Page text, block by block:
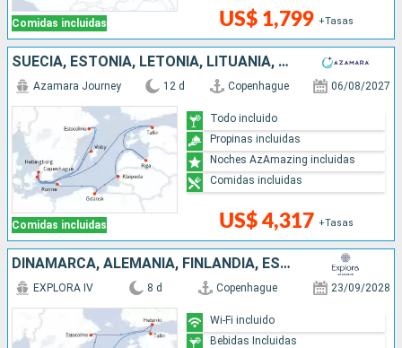
Comidas incluidas US$ 1,799 +Tasas
SUECIA, ESTONIA, LETONIA, LITUANIA, POLONIA, DINAMARCA
Comidas incluidas
Azamara Journey 12 d Copenhague 06/08/2027
US$ 4,317 +Tasas
Todo incluido
Propinas incluidas
Noches AzAmazing incluidas
Comidas incluidas
DINAMARCA, ALEMANIA, FINLANDIA, ESTONIA, SUECIA
EXPLORA IV 8 d Copenhague 23/09/2028
Wi-Fi incluido
Bebidas Incluidas